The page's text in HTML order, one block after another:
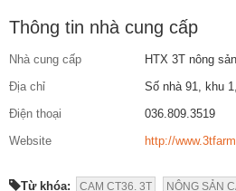
Thông tin nhà cung cấp
Nhà cung cấp
HTX 3T nông
Địa chỉ
Số nhà 91, khu
Điện thoại
036.809.3519
Website
http://
Từ khóa: CAM CT36. 3T NÔNG SẢN